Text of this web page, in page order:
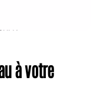
à votre